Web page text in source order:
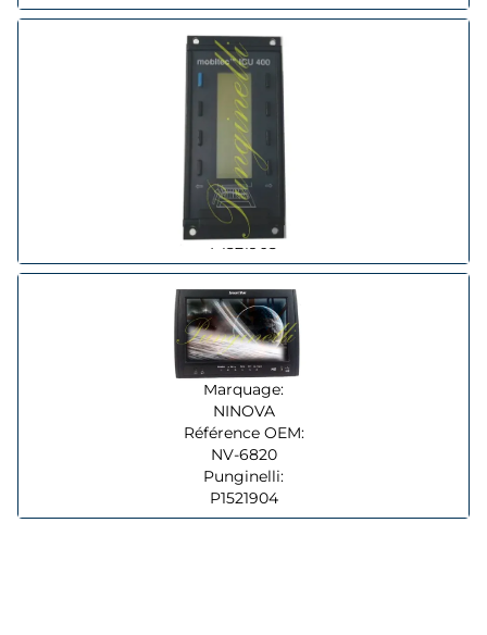
Marquage:
MOBITEC
Référence OEM:
CU331432
Punginelli:
P1521905
Marquage:
NINOVA
Référence OEM:
NV-6820
Punginelli:
P1521904